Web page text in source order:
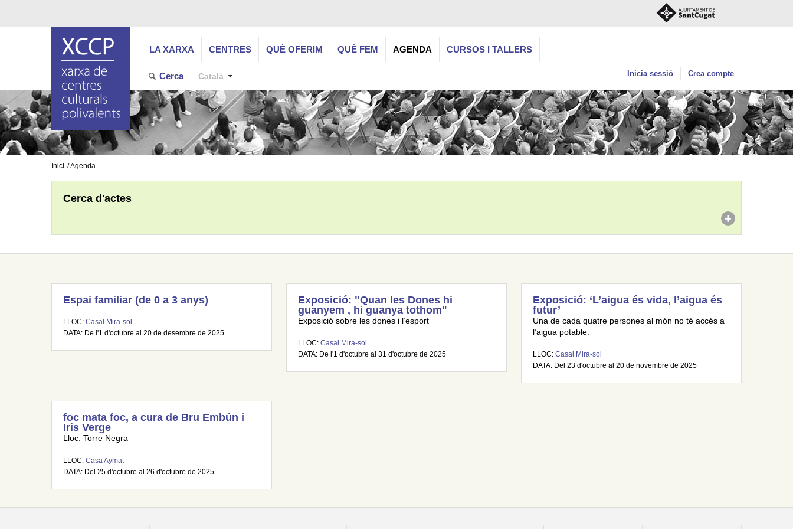
LA XARXA CENTRES QUÈ OFERIM QUÈ FEM AGENDA CURSOS I TALLERS
Cerca Català Inicia sessió Crea compte
Inici Agenda
Cerca d'actes
Espai familiar (de 0 a 3 anys)
LLOC: Casal Mira-sol
DATA: De l'1 d'octubre al 20 de desembre de 2025
Exposició: "Quan les Dones hi
guanyem , hi guanya tothom"
Exposició sobre les dones i l’esport
LLOC: Casal Mira-sol
DATA: De l'1 d'octubre al 31 d'octubre de 2025
Exposició: ‘L’aigua és vida, l’aigua és
futur’
Una de cada quatre persones al món no té accés a
l’aigua potable.
LLOC: Casal Mira-sol
DATA: Del 23 d'octubre al 20 de novembre de 2025
foc mata foc, a cura de Bru Embún i
Iris Verge
Lloc: Torre Negra
LLOC: Casa Aymat
DATA: Del 25 d'octubre al 26 d'octubre de 2025